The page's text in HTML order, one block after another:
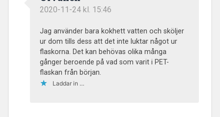
2020-11-24 kl. 15:46
Jag använder bara kokhett vatten och sköljer
ur dom tills dess att det inte luktar något ur
flaskorna. Det kan behövas olika många
gånger beroende på vad som varit i PET-
flaskan från början.
Laddar in …